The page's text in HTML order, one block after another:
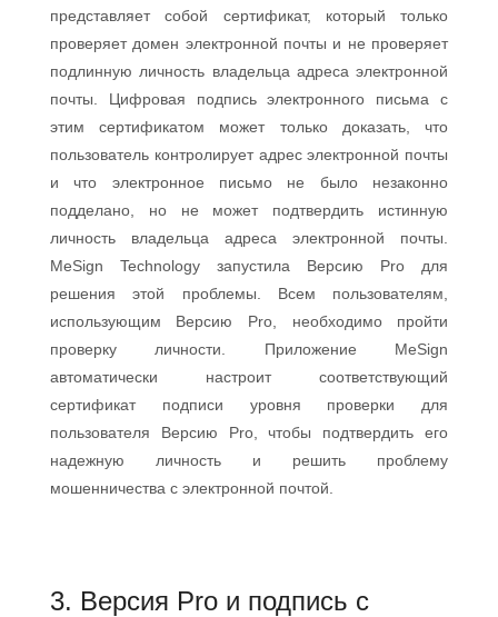
представляет собой сертификат, который только
проверяет домен электронной почты и не проверяет
подлинную личность владельца адреса электронной
почты. Цифровая подпись электронного письма с
этим сертификатом может только доказать, что
пользователь контролирует адрес электронной почты
и что электронное письмо не было незаконно
подделано, но не может подтвердить истинную
личность владельца адреса электронной почты.
MeSign Technology запустила Версию Pro для
решения этой проблемы. Всем пользователям,
использующим Версию Pro, необходимо пройти
проверку личности. Приложение MeSign
автоматически настроит соответствующий
сертификат подписи уровня проверки для
пользователя Версию Pro, чтобы подтвердить его
надежную личность и решить проблему
мошенничества с электронной почтой.
3. Версия Pro и подпись с